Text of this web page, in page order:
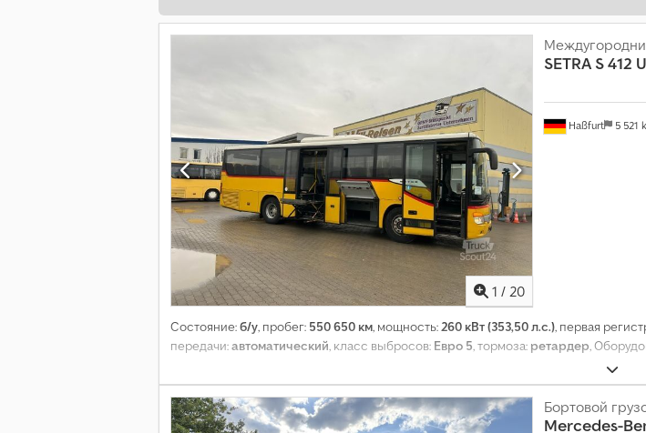
1 / 20
Haßfurt 5 521
SETRA S 412
Состояние:б/у, пробег: 550 650 км, мощность:260 кВт (353,50 л.с.), первая
передачи:автоматический, класс выбросов: Евро 5, тормоза: ретардер,
Бортовой
Mercedes-